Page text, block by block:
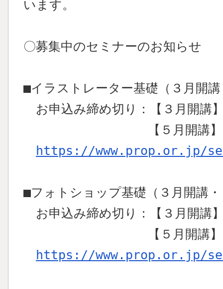
います。
〇募集中のセミナーのお知らせ
■イラストレーター基礎（３月開
お申込み締め切り：【３月開講
【５月開講】2026年
https://www.prop.or.jp/
■フォトショップ基礎（３月開講
お申込み締め切り：【３月開講
【５月開講】2026年
https://www.prop.or.jp/